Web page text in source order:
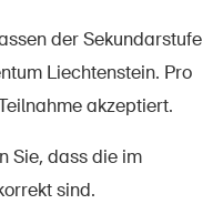
der Sekundarstufe
Liechtenstein. Pro
akzeptiert.
Sie, dass die im
sind.